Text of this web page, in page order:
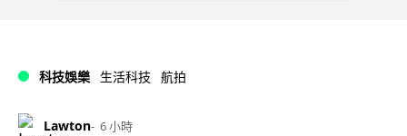
科技娛樂 生活科技 航拍
Lawton 6 小時